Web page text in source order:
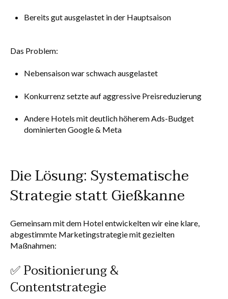
Bereits gut ausgelastet in der Hauptsaison
Das Problem:
Nebensaison war schwach ausgelastet
Konkurrenz setzte auf aggressive Preisreduzierung
Andere Hotels mit deutlich höherem Ads-Budget
dominierten Google & Meta
Die Lösung: Systematische
Strategie statt Gießkanne
Gemeinsam mit dem Hotel entwickelten wir eine klare,
abgestimmte Marketingstrategie mit gezielten
Maßnahmen:
✅ Positionierung &
Contentstrategie